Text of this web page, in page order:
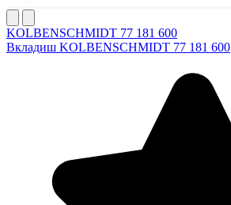
KOLBENSCHMIDT 77 181 600
Вкладиш KOLBENSCHMIDT 77 181 600